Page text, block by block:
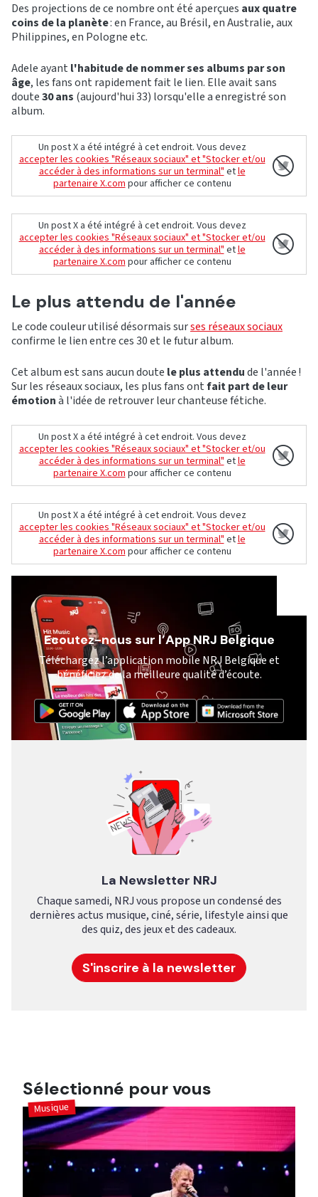
Des projections de ce nombre ont été aperçues aux quatre
coins de la planète: en France, au Brésil, en Australie, aux
Philippines, en Pologne etc.
Adele ayant l'habitude de nommer ses albums par son
âge, les fans ont rapidement fait le lien. Elle avait sans
doute30 ans (aujourd'hui 33) lorsqu'elle a enregistré son
album.
Un post X a été intégré à cet endroit. Vous devez
accepter les cookies "Réseaux sociaux" et "Stocker et/ou
accéder à des informations sur un terminal"etle
partenaire X.compour afficher ce contenu
Un post X a été intégré à cet endroit. Vous devez
accepter les cookies "Réseaux sociaux" et "Stocker et/ou
accéder à des informations sur un terminal"etle
partenaire X.compour afficher ce contenu
Le plus attendu de l'année
Le code couleur utilisé désormais surses réseaux sociaux
confirme le lien entre ces 30 et le futur album.
Cet album est sans aucun doute le plus attendude l'année !
Sur les réseaux sociaux, les plus fans ontfait part de leur
émotionà l'idée de retrouver leur chanteuse fétiche.
Un post X a été intégré à cet endroit. Vous devez
accepter les cookies "Réseaux sociaux" et "Stocker et/ou
accéder à des informations sur un terminal"etle
partenaire X.compour afficher ce contenu
Un post X a été intégré à cet endroit. Vous devez
accepter les cookies "Réseaux sociaux" et "Stocker et/ou
accéder à des informations sur un terminal"etle
partenaire X.compour afficher ce contenu
Ecoutez-nous sur l’App NRJ Belgique
Téléchargez l’application mobile NRJ Belgique et
bénéficiez de la meilleure qualité d’écoute.
La Newsletter NRJ
Chaque samedi, NRJ vous propose un condensé des
dernières actus musique, ciné, série, lifestyle ainsi que
des quiz, des jeux et des cadeaux.
S'inscrire à la newsletter
Sélectionné pour vous
Musique